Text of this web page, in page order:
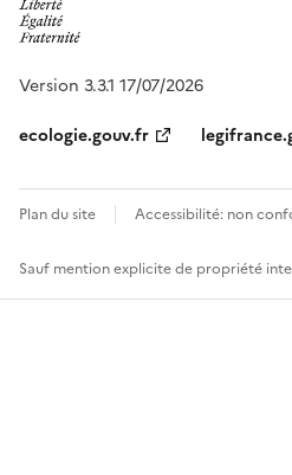
Version 3.3.1 17/07/2026
ecologie.gouv.fr
Plan du site Accessibilité: non
Sauf mention explicite de propriété